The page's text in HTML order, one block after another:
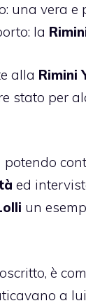
una vera e
la
alla Rimini
stato per
ed
un
è
a